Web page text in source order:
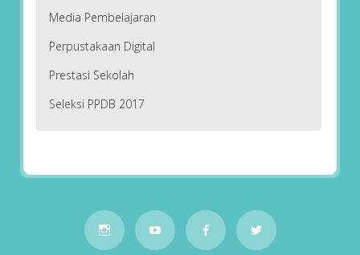
Media Pembelajaran
Perpustakaan Digital
Prestasi Sekolah
Seleksi PPDB 2017